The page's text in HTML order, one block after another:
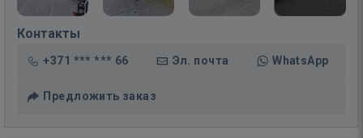
Контакты
+371 *** *** 66 Эл. почта WhatsApp
Предложить заказ